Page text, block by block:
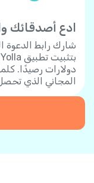
ادع أصدقائك
شارك رابط
دولارات رصيدًا.
المجاني الذي